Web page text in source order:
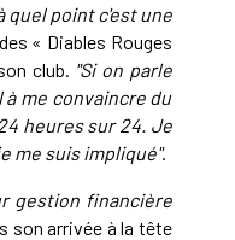
quel point c'est une
« Diables Rouges
club. "Si on parle
me convaincre du
heures sur 24. Je
me suis impliqué".
gestion financière
son arrivée à la tête